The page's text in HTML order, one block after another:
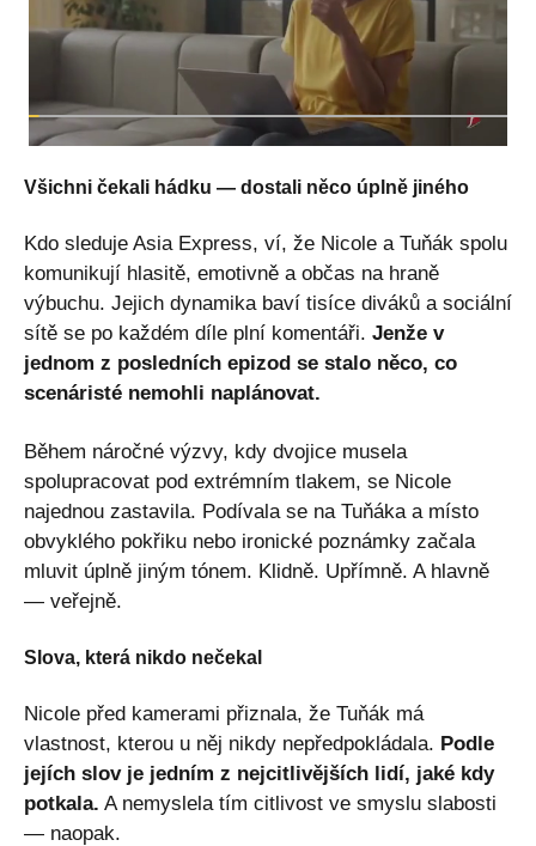
Všichni čekali hádku — dostali něco úplně jiného
Kdo sleduje Asia Express, ví, že Nicole a Tuňák spolu
komunikují hlasitě, emotivně a občas na hraně
výbuchu. Jejich dynamika baví tisíce diváků a sociální
sítě se po každém díle plní komentáři. Jenže v
jednom z posledních epizod se stalo něco, co
scenáristé nemohli naplánovat.
Během náročné výzvy, kdy dvojice musela
spolupracovat pod extrémním tlakem, se Nicole
najednou zastavila. Podívala se na Tuňáka a místo
obvyklého pokřiku nebo ironické poznámky začala
mluvit úplně jiným tónem. Klidně. Upřímně. A hlavně
— veřejně.
Slova, která nikdo nečekal
Nicole před kamerami přiznala, že Tuňák má
vlastnost, kterou u něj nikdy nepředpokládala. Podle
jejích slov je jedním z nejcitlivějších lidí, jaké kdy
potkala. A nemyslela tím citlivost ve smyslu slabosti
— naopak.